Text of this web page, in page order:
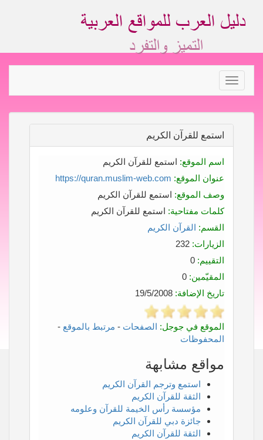
Toggle
navigation
استمع للقرآن الكريم
اسم الموقع: استمع للقرآن الكريم
عنوان الموقع: https://quran.muslim-web.com
وصف الموقع: استمع للقرآن الكريم
كلمات مفتاحية: استمع للقرآن الكريم
القسم: القرآن الكريم
الزيارات:
التقييم:
المقيّمين:
تاريخ الإضافة:
الموقع في جوجل: الصفحات - مرتبط بالموقع -
المحفوظات
مواقع مشابهة
استمع وترجم القرآن الكريم
الثقة للقرآن الكريم
مؤسسة رأس الخيمة للقرآن وعلومه
جائزة دبي للقرآن الكريم
الثقة للقرآن الكريم